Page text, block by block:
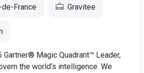
France Gravitee
Gartner® Magic Quadrant™ Leader,
the world’s intelligence. We